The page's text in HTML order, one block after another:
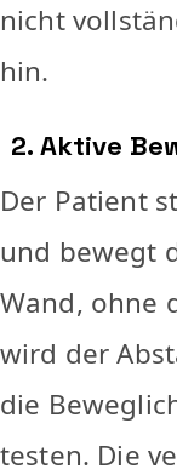
nicht
hin.
2. Aktive
Der Patient
und bewegt
Wand, ohne
wird der
die
testen. Die